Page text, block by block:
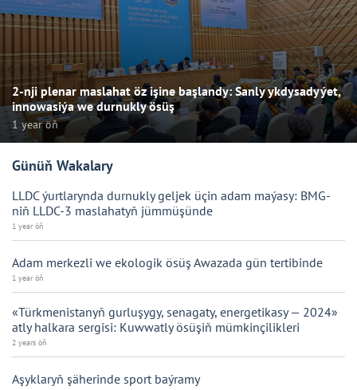
2-nji plenar maslahat öz işine başlandy: Sanly ykdysadyýet,
innowasiýa we durnukly ösüş
1 year öň
Günüň Wakalary
LLDC ýurtlarynda durnukly geljek üçin adam maýasy: BMG-
niň LLDC-3 maslahatyň jümmüşünde
1 year öň
Adam merkezli we ekologik ösüş Awazada gün tertibinde
1 year öň
«Türkmenistanyň gurluşygy, senagaty, energetikasy — 2024»
atly halkara sergisi: Kuwwatly ösüşiň mümkinçilikleri
2 years öň
Aşyklaryň şäherinde sport baýramy